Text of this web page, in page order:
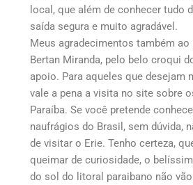
local, que além de conhecer tudo
saída segura e muito agradável.
Meus agradecimentos também ao
Bertan Miranda, pelo belo croqui
apoio. Para aqueles que desejam
vale a pena a visita no site sobre
Paraíba. Se você pretende
naufrágios do Brasil, sem dúvida,
de visitar o Erie. Tenho certeza,
queimar de curiosidade, o
do sol do litoral paraibano não